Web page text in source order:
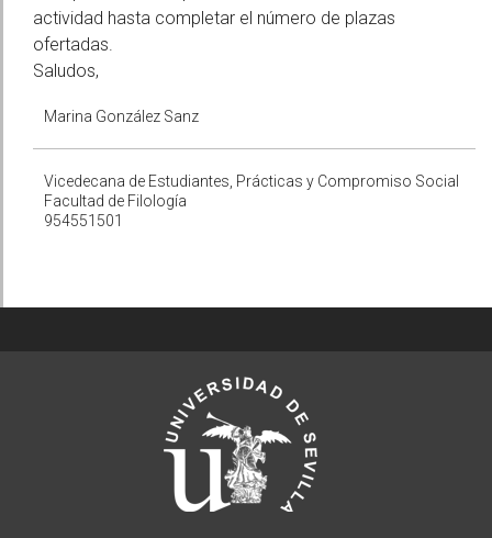
actividad hasta completar el número de plazas
ofertadas.
Saludos,
Marina González Sanz
Vicedecana de Estudiantes, Prácticas y Compromiso Social
Facultad de Filología
954551501